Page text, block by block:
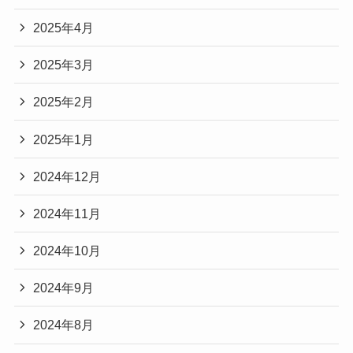
2025年4月
2025年3月
2025年2月
2025年1月
2024年12月
2024年11月
2024年10月
2024年9月
2024年8月